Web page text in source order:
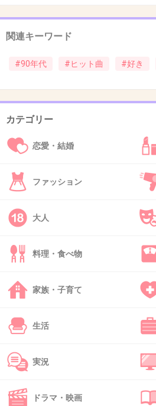
＞37
「LA・LA・LA LOVE SONG
私も好き。
トップモデルのナオミとコ
だった。
41. 匿名
相川七瀬じゃない？？
42. 匿名
小沢健二の痛快ウキウキ通り
関連キーワード
#90年代 #ヒット曲 #好き
カテゴリー
恋愛・結婚
ファッション
大人
料理・食べ物
家族・子育て
生活
実況
ドラマ・映画